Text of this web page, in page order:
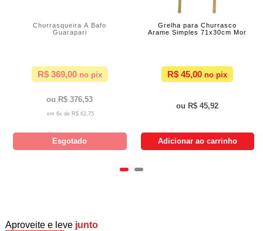
Churrasqueira A Bafo
Guarapari
R$ 369,00
R$ 376,53
6x deR$ 62,75
Esgotado
Grelha para Churrasco
Arame Simples 71x30cm Mor
R$ 45,00
R$ 45,92
Adicionar ao carrinho
Aproveite e leve junto